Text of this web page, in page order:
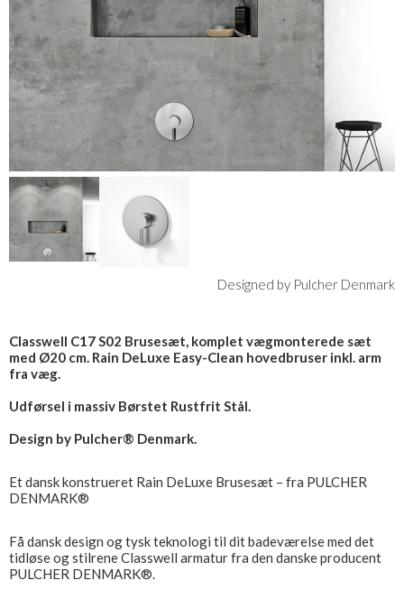
Designed by Pulcher Denmark
Classwell C17 S02 Brusesæt, komplet vægmonterede sæt
med Ø20 cm. Rain DeLuxe Easy-Clean hovedbruser inkl. arm
fra væg.
Udførsel i massiv Børstet Rustfrit Stål.
Design by Pulcher® Denmark.
Et dansk konstrueret Rain DeLuxe Brusesæt – fra PULCHER
DENMARK®
Få dansk design og tysk teknologi til dit badeværelse med det
tidløse og stilrene Classwell armatur fra den danske producent
PULCHER DENMARK®.